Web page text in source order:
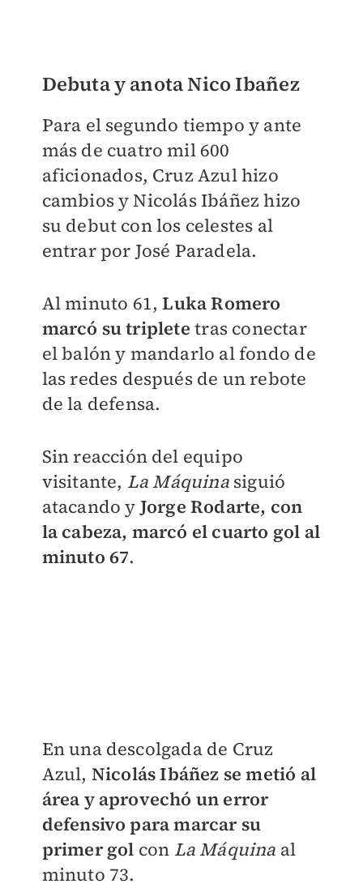
Debuta y anota Nico Ibañez
Para el segundo tiempo y ante
más de cuatro mil 600
aficionados, Cruz Azul hizo
cambios y Nicolás Ibáñez hizo
su debut con los celestes al
entrar por José Paradela.
Al minuto 61,Luka Romero
marcó su triplete tras conectar
el balón y mandarlo al fondo de
las redes después de un rebote
de la defensa.
Sin reacción del equipo
visitante, La Máquinasiguió
atacando y Jorge Rodarte, con
la cabeza, marcó el cuarto gol al
minuto 67.
En una descolgada de Cruz
Azul, Nicolás Ibáñez se metió al
área y aprovechó un error
defensivo para marcar su
primer gol con La Máquina al
minuto 73.